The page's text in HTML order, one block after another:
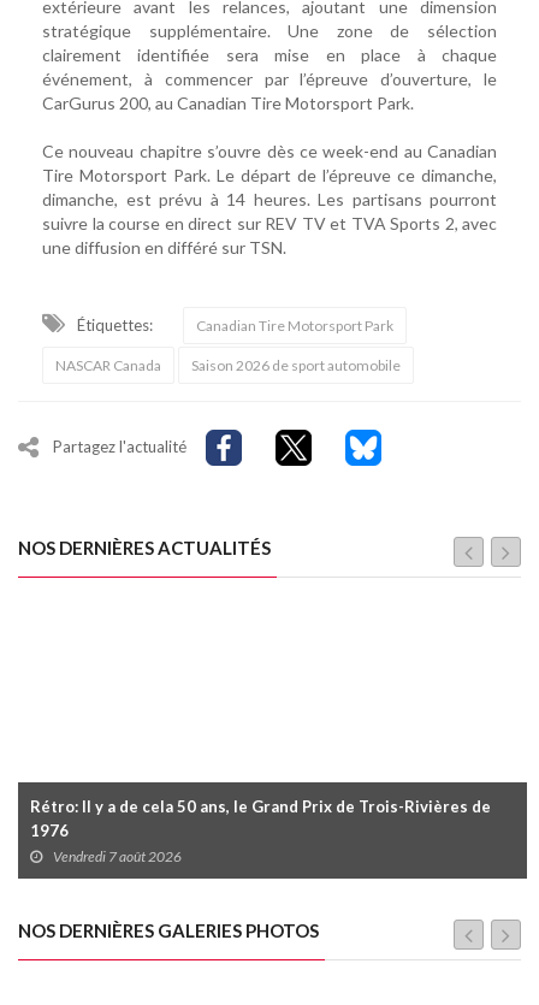
extérieure avant les relances, ajoutant une dimension
stratégique supplémentaire. Une zone de sélection
clairement identifiée sera mise en place à chaque
événement, à commencer par l’épreuve d’ouverture, le
CarGurus 200, au Canadian Tire Motorsport Park.
Ce nouveau chapitre s’ouvre dès ce week-end au Canadian
Tire Motorsport Park. Le départ de l’épreuve ce dimanche,
dimanche, est prévu à 14 heures. Les partisans pourront
suivre la course en direct sur REV TV et TVA Sports 2, avec
une diffusion en différé sur TSN.
Étiquettes: Canadian Tire Motorsport Park
NASCAR Canada Saison 2026 de sport automobile
Partagez l'actualité
NOS DERNIÈRES ACTUALITÉS
Rétro: Il y a de cela 50 ans, le Grand Prix de Trois-Rivières de
1976
Vendredi 7 août 2026
NOS DERNIÈRES GALERIES PHOTOS